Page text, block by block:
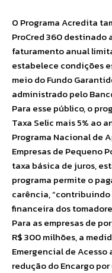
O Programa Acredita
ProCred 360 destinado
faturamento anual
estabelece condições
meio do Fundo
administrado pelo
Para esse público, o
Taxa Selic mais 5% ao
Programa Nacional de
Empresas de Pequeno
taxa básica de juros,
programa permite o
carência,
financeira dos
Para as empresas de
R$ 300 milhões, a
Emergencial de Acesso
redução do Encargo por